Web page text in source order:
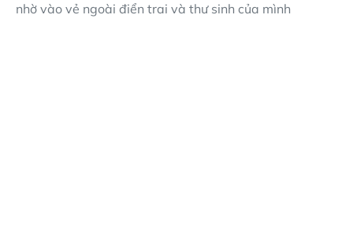
nhờ vào vẻ ngoài điển trai và thư sinh của mình